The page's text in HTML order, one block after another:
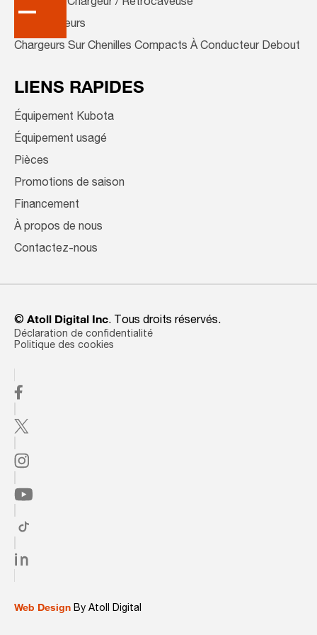
Tracteur / Chargeur / Rétrocaveuse
Transporteurs
Chargeurs Sur Chenilles Compacts À Conducteur Debout
LIENS RAPIDES
Équipement Kubota
Équipement usagé
Pièces
Promotions de saison
Financement
À propos de nous
Contactez-nous
© Atoll Digital Inc. Tous droits réservés.
Déclaration de confidentialité
Politique des cookies
Web Design By Atoll Digital